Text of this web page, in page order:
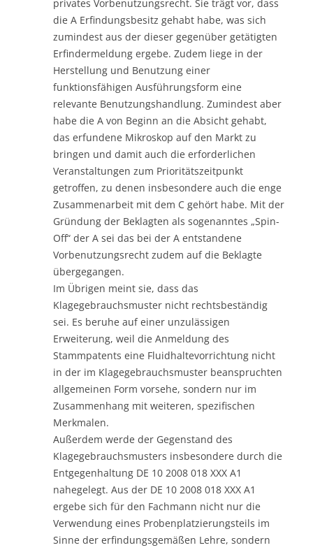
privates Vorbenutzungsrecht. Sie trägt vor, dass
die A Erfindungsbesitz gehabt habe, was sich
zumindest aus der dieser gegenüber getätigten
Erfindermeldung ergebe. Zudem liege in der
Herstellung und Benutzung einer
funktionsfähigen Ausführungsform eine
relevante Benutzungshandlung. Zumindest aber
habe die A von Beginn an die Absicht gehabt,
das erfundene Mikroskop auf den Markt zu
bringen und damit auch die erforderlichen
Veranstaltungen zum Prioritätszeitpunkt
getroffen, zu denen insbesondere auch die enge
Zusammenarbeit mit dem C gehört habe. Mit der
Gründung der Beklagten als sogenanntes „Spin-
Off“ der A sei das bei der A entstandene
Vorbenutzungsrecht zudem auf die Beklagte
übergegangen.
Im Übrigen meint sie, dass das
Klagegebrauchsmuster nicht rechtsbeständig
sei. Es beruhe auf einer unzulässigen
Erweiterung, weil die Anmeldung des
Stammpatents eine Fluidhaltevorrichtung nicht
in der im Klagegebrauchsmuster beanspruchten
allgemeinen Form vorsehe, sondern nur im
Zusammenhang mit weiteren, spezifischen
Merkmalen.
Außerdem werde der Gegenstand des
Klagegebrauchsmusters insbesondere durch die
Entgegenhaltung DE 10 2008 018 XXX A1
nahegelegt. Aus der DE 10 2008 018 XXX A1
ergebe sich für den Fachmann nicht nur die
Verwendung eines Probenplatzierungsteils im
Sinne der erfindungsgemäßen Lehre, sondern